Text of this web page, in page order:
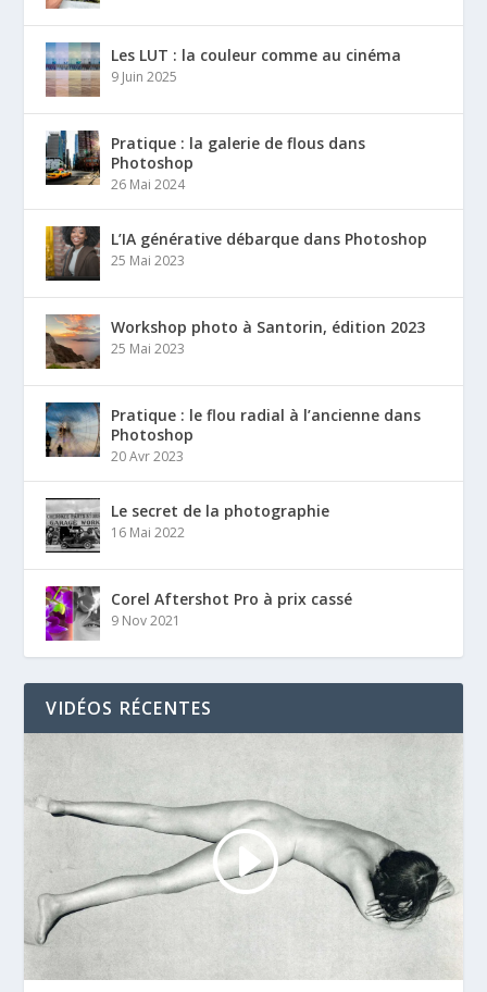
Les LUT : la couleur comme au cinéma
9 Juin 2025
Pratique : la galerie de flous dans
Photoshop
26 Mai 2024
L’IA générative débarque dans Photoshop
25 Mai 2023
Workshop photo à Santorin, édition 2023
25 Mai 2023
Pratique : le flou radial à l’ancienne dans
Photoshop
20 Avr 2023
Le secret de la photographie
16 Mai 2022
Corel Aftershot Pro à prix cassé
9 Nov 2021
VIDÉOS RÉCENTES